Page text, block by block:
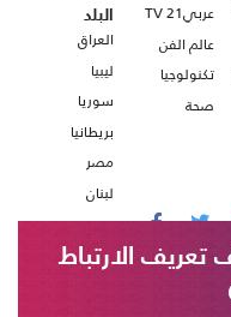
عربي21 TV
عالم الفن
تكنولوجيا
صحة
البلد
العراق
ليبيا
سوريا
بريطانيا
مصر
لبنان
الارتباط